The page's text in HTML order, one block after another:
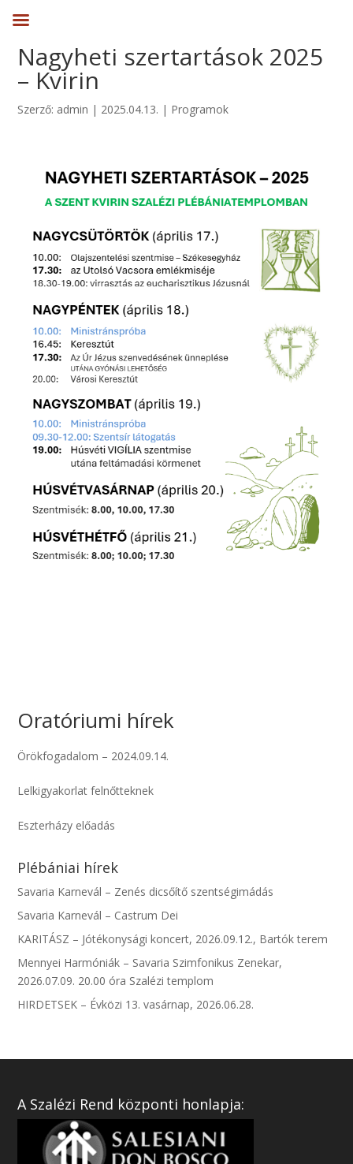
Nagyheti szertartások 2025
– Kvirin
Szerző: admin | 2025.04.13. | Programok
Oratóriumi hírek
Örökfogadalom – 2024.09.14.
Lelkigyakorlat felnőtteknek
Eszterházy előadás
Plébániai hírek
Savaria Karnevál – Zenés dicsőítő szentségimádás
Savaria Karnevál – Castrum Dei
KARITÁSZ – Jótékonysági koncert, 2026.09.12., Bartók terem
Mennyei Harmóniák – Savaria Szimfonikus Zenekar,
2026.07.09. 20.00 óra Szalézi templom
HIRDETSEK – Évközi 13. vasárnap, 2026.06.28.
A Szalézi Rend központi honlapja: